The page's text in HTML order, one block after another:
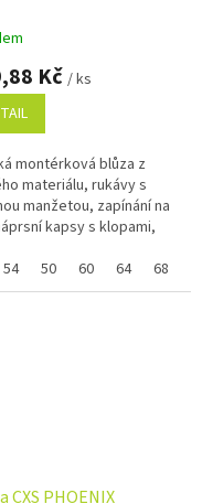
Kč/ ks
montérková blůza z
materiálu, rukávy s
manžetou, zapínání na
kapsy s klopami,
gramáži vhodná pro
54 50 60 64 68
CXS PHOENIX